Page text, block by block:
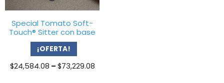
Special Tomato Soft-
Touch® Sitter con base
¡OFERTA!
$24,584.08 – $73,229.08Price